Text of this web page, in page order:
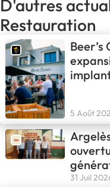
D'autres
Restauration
5 Août
31 Juil